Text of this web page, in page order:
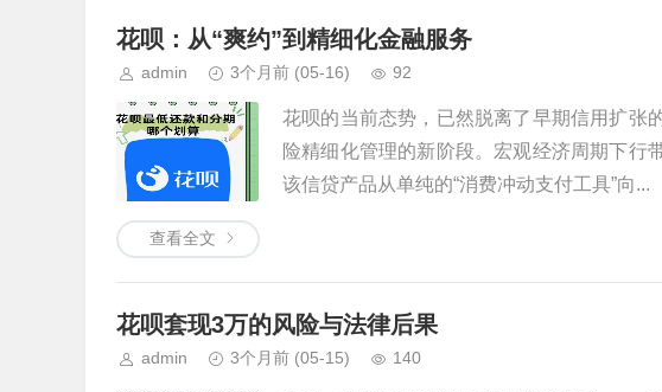
花呗：从“爽约”到精细化金融服务
admin 3个月前 (05-16) 92
花呗的当前态势，已然脱离了早期信用扩张
险精细化管理的新阶段。宏观经济周期下行
该信贷产品从单纯的“消费冲动支付工具”向...
查看全文
花呗套现3万的风险与法律后果
admin 3个月前 (05-15) 140